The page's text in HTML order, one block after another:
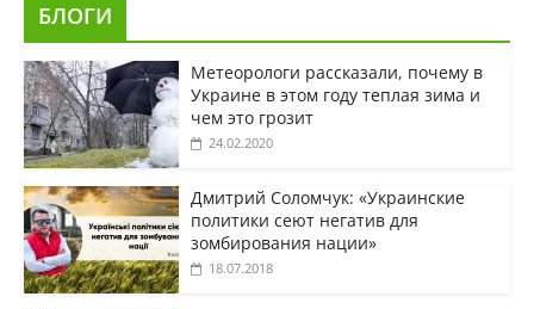
БЛОГИ
Метеорологи рассказали, почему в
Украине в этом году теплая зима и
чем это грозит
24.02.2020
Дмитрий Соломчук: «Украинские
политики сеют негатив для
зомбирования нации»
18.07.2018